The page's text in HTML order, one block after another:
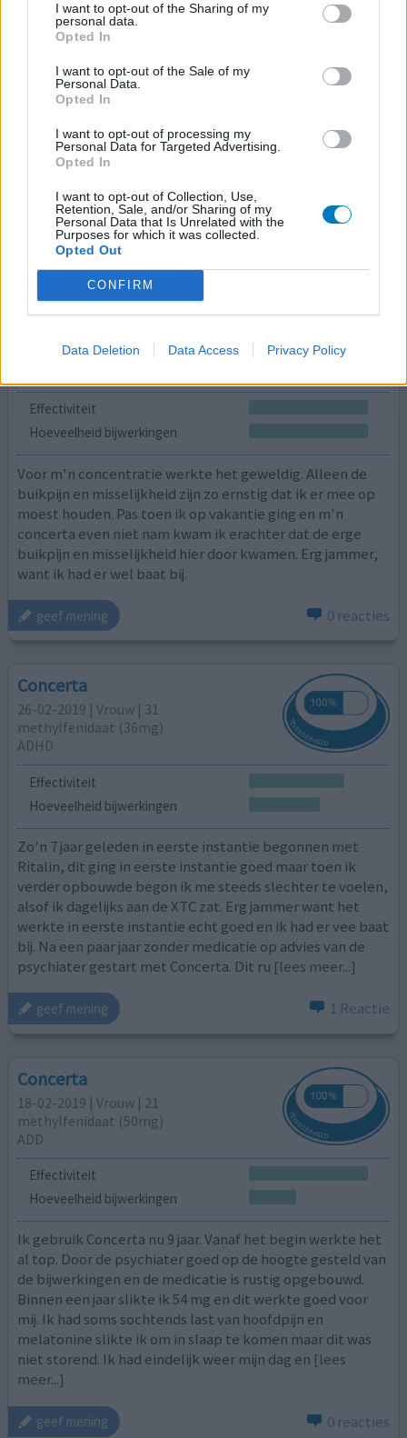
I want to opt-out of the Sharing of my
personal data.
Opted In
I want to opt-out of the Sale of my
Personal Data.
Opted In
I want to opt-out of processing my
Personal Data for Targeted Advertising.
Opted In
I want to opt-out of Collection, Use,
Retention, Sale, and/or Sharing of my
Personal Data that Is Unrelated with the
Purposes for which it was collected.
Opted Out
CONFIRM
Data Deletion Data Access Privacy Policy
Hoeveelheid bijwerkingen
hielpen, bleek na tests dat ik ADD heb. De
voorgeschreven kortwerkende ritalin hielp maar 1,5 tot 2
verbetering. Ik slaap veel beter, mijn dagen zijn nooit
meer lusteloos en deprimerend, ik doe gewoon de
twee dagen[lees meer...]
geef mening
Concerta
methylfenidaat (18mg)
Effectiviteit
Hoeveelheid bijwerkingen
Voor m'n concentratie werkte het geweldig. Alleen de
buikpijn en misselijkheid zijn zo ernstig dat ik er mee op
moest houden. Pas toen ik op vakantie ging en m'n
concerta even niet nam kwam ik erachter dat de erge
buikpijn en misselijkheid hier door kwamen. Erg jammer,
want ik had er wel baat bij.
geef mening 0 reacties
Concerta
26-02-2019 | Vrouw | 31
methylfenidaat (36mg)
ADHD
Effectiviteit
Hoeveelheid bijwerkingen
Zo'n 7 jaar geleden in eerste instantie begonnen met
Ritalin, dit ging in eerste instantie goed maar toen ik
verder opbouwde begon ik me steeds slechter te voelen,
alsof ik dagelijks aan de XTC zat. Erg jammer want het
werkte in eerste instantie echt goed en ik had er vee baat
bij. Na een paar jaar zonder medicatie op advies van de
psychiater gestart met Concerta. Dit ru [lees meer...]
geef mening 1 Reactie
Concerta
18-02-2019 | Vrouw | 21
methylfenidaat (50mg)
ADD
Effectiviteit
Hoeveelheid bijwerkingen
Ik gebruik Concerta nu 9 jaar. Vanaf het begin werkte het
al top. Door de psychiater goed op de hoogte gesteld van
de bijwerkingen en de medicatie is rustig opgebouwd.
Binnen een jaar slikte ik 54 mg en dit werkte goed voor
mij. Ik had soms sochtends last van hoofdpijn en
melatonine slikte ik om in slaap te komen maar dit was
niet storend. Ik had eindelijk weer mijn dag en [lees
meer...]
geef mening 0 reacties